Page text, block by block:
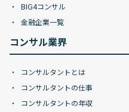
BIG4コンサル
金融企業一覧
コンサル業界
コンサルタントとは
コンサルタントの仕事
コンサルタントの年収